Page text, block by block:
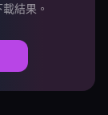
結果。